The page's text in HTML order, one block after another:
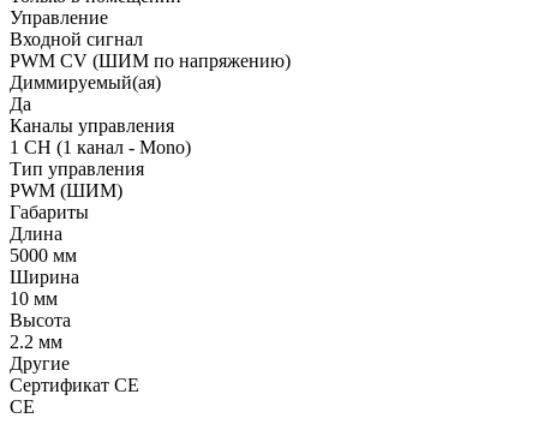
Управление
Входной сигнал
PWM СV (ШИМ по напряжению)
Диммируемый(ая)
Да
Каналы управления
1 CH (1 канал - Mono)
Тип управления
PWM (ШИМ)
Габариты
Длина
5000 мм
Ширина
10 мм
Высота
2.2 мм
Другие
Сертификат CE
CE